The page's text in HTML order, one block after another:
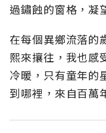
過鏽蝕的窗格，凝
在每個異鄉流落的
熙來攘往，我也感
冷暖，只有童年的
到哪裡，來自百萬